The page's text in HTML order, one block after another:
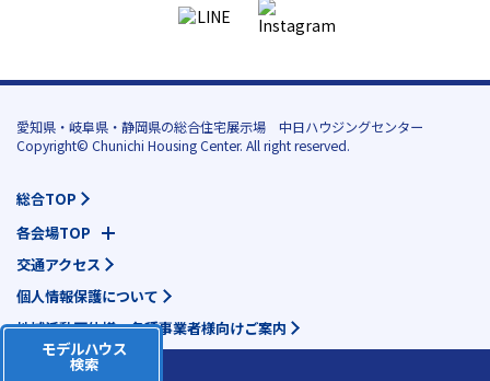
モデルハウス
検索
愛知県・岐阜県・静岡県の総合住宅展示場 中日ハウジングセンター
Copyright© Chunichi Housing Center. All right reserved.
総合TOP
各会場TOP
交通アクセス
個人情報保護について
地域活動団体様・各種事業者様向けご案内